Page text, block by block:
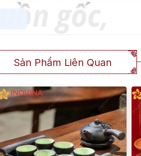
Sản Phẩm Liên Quan